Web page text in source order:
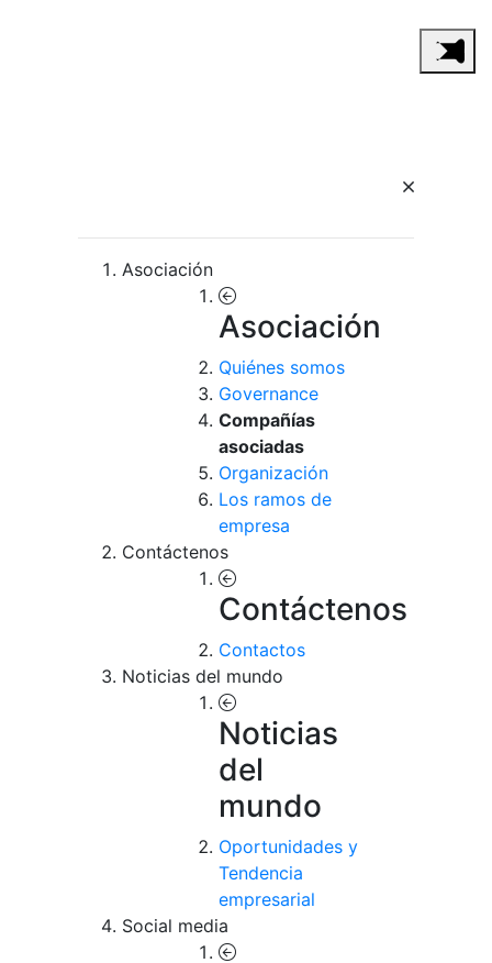
Asociación
Asociación
Quiénes somos
Governance
Compañías
asociadas
Organización
Los ramos de
empresa
Contáctenos
Contáctenos
Contactos
Noticias del mundo
Noticias
del
mundo
Oportunidades y
Tendencia
empresarial
Social media